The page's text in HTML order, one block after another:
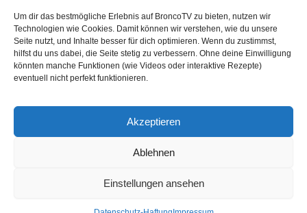
Um dir das bestmögliche Erlebnis auf BroncoTV zu bieten, nutzen wir
Technologien wie Cookies. Damit können wir verstehen, wie du unsere
Seite nutzt, und Inhalte besser für dich optimieren. Wenn du zustimmst,
hilfst du uns dabei, die Seite stetig zu verbessern. Ohne deine Einwilligung
könnten manche Funktionen (wie Videos oder interaktive Rezepte)
eventuell nicht perfekt funktionieren.
Akzeptieren
Ablehnen
Einstellungen ansehen
Datenschutz-Haftung
Cookie-Richtlinie (EU)
Barrierefreiheit